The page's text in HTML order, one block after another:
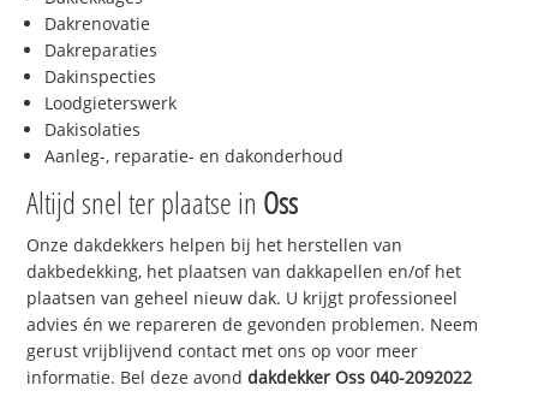
Dakrenovatie
Dakreparaties
Dakinspecties
Loodgieterswerk
Dakisolaties
Aanleg-, reparatie- en dakonderhoud
Altijd snel ter plaatse in Oss
Onze dakdekkers helpen bij het herstellen van
dakbedekking, het plaatsen van dakkapellen en/of het
plaatsen van geheel nieuw dak. U krijgt professioneel
advies én we repareren de gevonden problemen. Neem
gerust vrijblijvend contact met ons op voor meer
informatie. Bel deze avonddakdekkerOss 040-2092022